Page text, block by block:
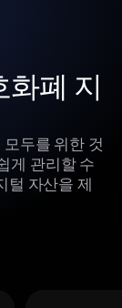
폐 지
두를 위한 것
게 관리할 수
털 자산을 제